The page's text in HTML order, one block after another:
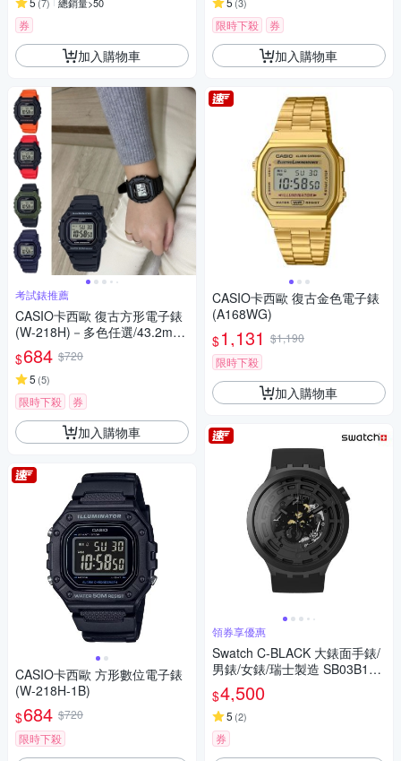
(7) 總銷量>50
券
加入購物車
考試錶推薦
CASIO卡西歐 復古方形電子錶
(W-218H)－多色任選/43.2mm
/ 考試錶
$684 $720
5 (5)
限時下殺 券
加入購物車
CASIO卡西歐 方形數位電子錶
(W-218H-1B)
$684 $720
限時下殺
(3)
限時下殺 券
加入購物車
CASIO卡西歐 復古金色電子錶
(A168WG)
$1,131 $1,190
限時下殺
加入購物車
領券享優惠
Swatch C-BLACK 大錶面手錶/
男錶/女錶/瑞士製造 SB03B100
(47mm)
$4,500
5 (2)
券